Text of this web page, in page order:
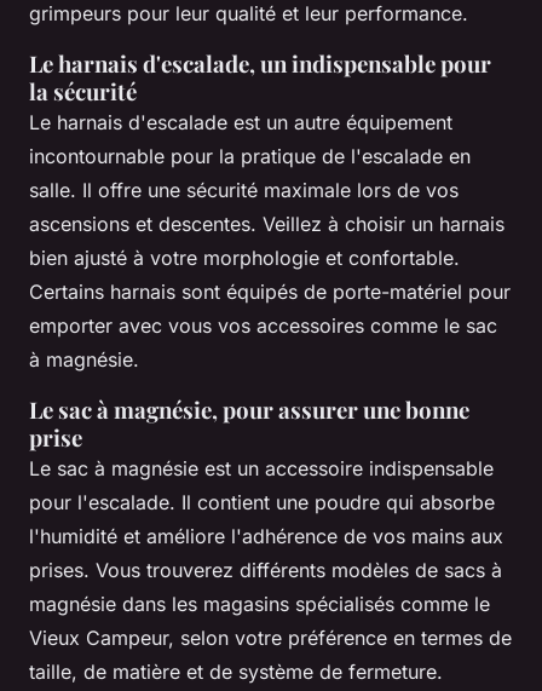
grimpeurs pour leur qualité et leur performance.
Le harnais d'escalade, un indispensable pour
la sécurité
Le harnais d'escalade est un autre équipement
incontournable pour la pratique de l'escalade en
salle. Il offre une sécurité maximale lors de vos
ascensions et descentes. Veillez à choisir un harnais
bien ajusté à votre morphologie et confortable.
Certains harnais sont équipés de porte-matériel pour
emporter avec vous vos accessoires comme le sac
à magnésie.
Le sac à magnésie, pour assurer une bonne
prise
Le sac à magnésie est un accessoire indispensable
pour l'escalade. Il contient une poudre qui absorbe
l'humidité et améliore l'adhérence de vos mains aux
prises. Vous trouverez différents modèles de sacs à
magnésie dans les magasins spécialisés comme le
Vieux Campeur, selon votre préférence en termes de
taille, de matière et de système de fermeture.